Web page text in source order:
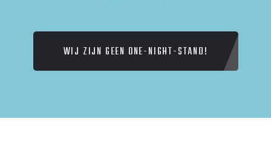
WIJ ZIJN GEEN ONE-NIGHT-STAND!